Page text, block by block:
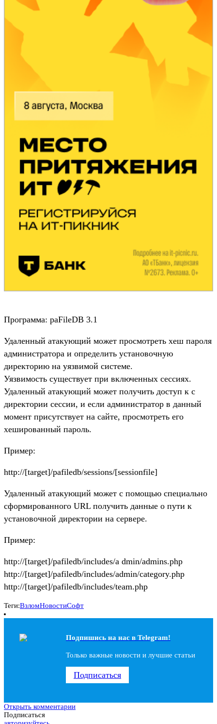
Программа: paFileDB 3.1
Удаленный атакующий может просмотреть хеш пароля
администратора и определить установочную
директорию на уязвимой системе.
Уязвимость существует при включенных сессиях.
Удаленный атакующий может получить доступ к с
директории сессии, и если администратор в данный
момент присутствует на сайте, просмотреть его
хешированный пароль.
Пример:
http://[target]/pafiledb/sessions/[sessionfile]
Удаленный атакующий может с помощью специально
сформированного URL получить данные о пути к
установочной директории на сервере.
Пример:
http://[target]/pafiledb/includes/a dmin/admins.php
http://[target]/pafiledb/includes/admin/category.php
http://[target]/pafiledb/includes/team.php
Теги:ВзломНовостиСофт
Подпишись на наc в Telegram!
Только важные новости и лучшие статьи
Подписаться
Открыть комментарии
Подписаться